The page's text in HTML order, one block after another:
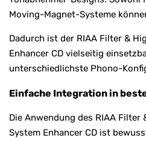
Moving-Magnet-Systeme
Dadurch ist der RIAA Filter &
Enhancer CD vielseitig
unterschiedlichste Phono-
Einfache Integration in
Die Anwendung des RIAA Filter
System Enhancer CD ist